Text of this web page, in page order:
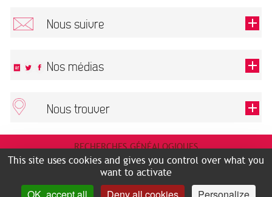
Nous suivre
This field is required.
Nos médias
Nous trouver
ARCHIVES MUNICIPALES
2 rue des Archives
Accès mobilité réduite :
RECHERCHES GÉNÉALOGIQUES
NOUS CONNAÎTRE
SERVICE ÉDUCATIF
LES ARCHIVES EN LIGNE
This site uses cookies and gives you control over what you
want to activate